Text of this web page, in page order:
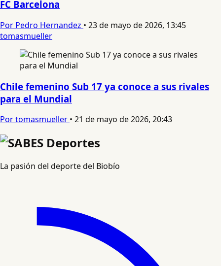
FC Barcelona
Por Pedro Hernandez • 23 de mayo de 2026, 13:45
tomasmueller
Chile femenino Sub 17 ya conoce a sus rivales
para el Mundial
Por tomasmueller • 21 de mayo de 2026, 20:43
La pasión del deporte del Biobío